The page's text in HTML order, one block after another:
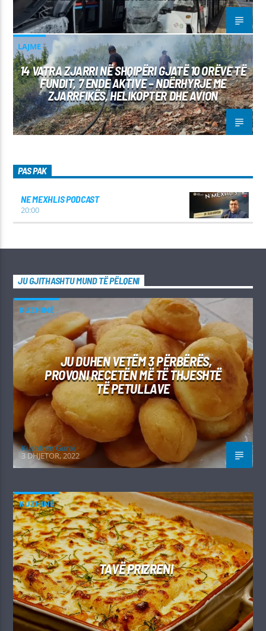
LAJME
14 VATRA ZJARRI NË SHQIPËRI GJATË 10 ORËVE TË
FUNDIT, 7 ENDE AKTIVE – NDËRHYRJE ME
ZJARRFIKËS, HELIKOPTER DHE AVION
PAS PAK
NE MEXHLIS PODCAST
20:00
JU GJITHASHTU MUND TË PËLQENI
KUZHINË
JU DUHEN VETËM 3 PËRBËRËS,
PROVONI RECETËN MË TË THJESHTË
TË PETULLAVE
Kushtrim Guraj
3 DHJETOR, 2022
KUZHINË
TAVË PRIZRENI